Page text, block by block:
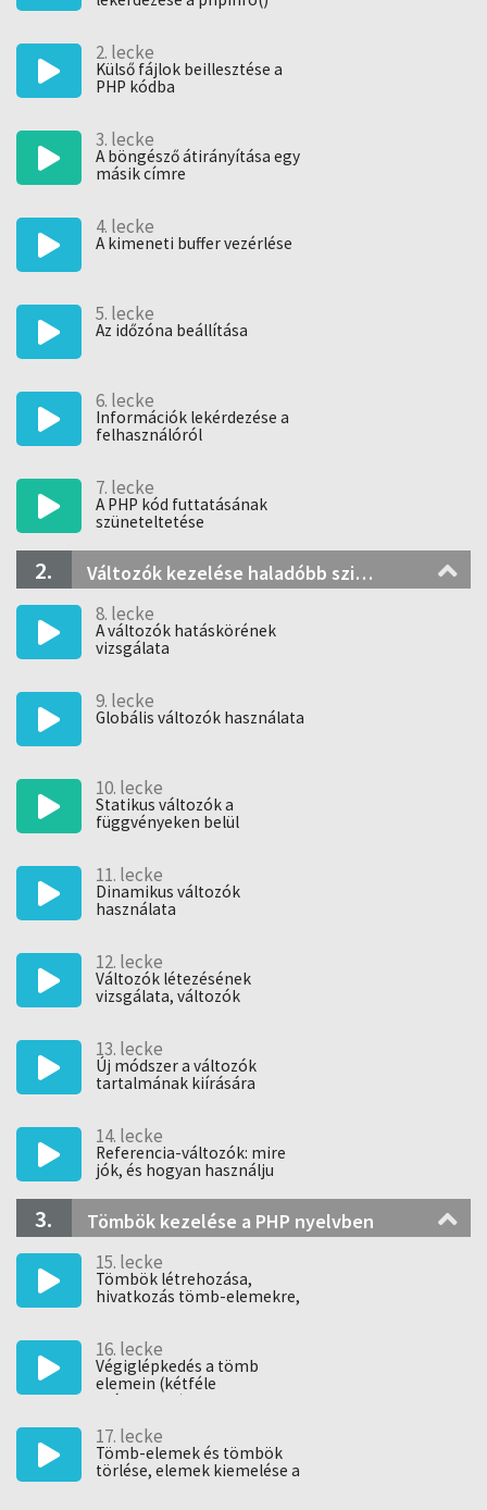
találod majd meg. Érdemes minden lecke után a
gyakorlatban is kipróbálni a látottakat!
Ha még többet szeretnél a PHP nyelvvel foglalkozni,
PHP-ben című kurzusomat, melyben még magasabb szinten
mutatom be a PHP nyelv lehetőségeit.
2. lecke
Külső fájlok beillesztése a
PHP kódba
3. lecke
A böngésző átirányítása egy
másik címre
4. lecke
A kimeneti buffer vezérlése
5. lecke
Az időzóna beállítása
6. lecke
Információk lekérdezése a
felhasználóról
7. lecke
A PHP kód futtatásának
szüneteltetése
2. Változók kezelése haladóbb szinten
8. lecke
A változók hatáskörének
vizsgálata
9. lecke
Globális változók használata
10. lecke
Statikus változók a
függvényeken belül
11. lecke
Dinamikus változók
használata
12. lecke
Változók létezésének
vizsgálata, változók
13. lecke
Új módszer a változók
tartalmának kiírására
14. lecke
Referencia-változók: mire
jók, és hogyan használju
3. Tömbök kezelése a PHP nyelvben
15. lecke
Tömbök létrehozása,
hivatkozás tömb-elemekre,
16. lecke
Végiglépkedés a tömb
elemein (kétféle
módszerrel)
17. lecke
Tömb-elemek és tömbök
törlése, elemek kiemelése a